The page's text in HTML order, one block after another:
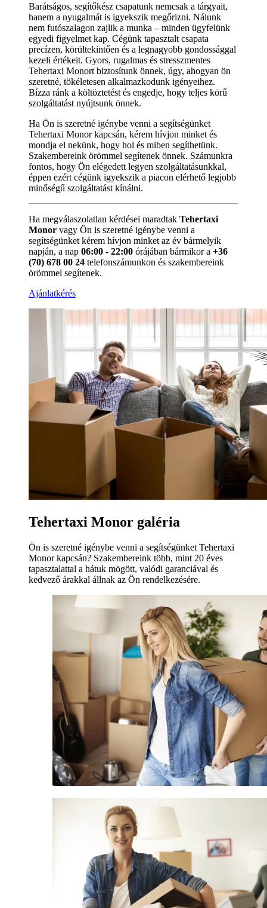
Barátságos, segítőkész csapatunk nemcsak a tárgyait,
hanem a nyugalmát is igyekszik megőrizni. Nálunk
nem futószalagon zajlik a munka – minden ügyfelünk
egyedi figyelmet kap. Cégünk tapasztalt csapata
precízen, körültekintően és a legnagyobb gondossággal
kezeli értékeit. Gyors, rugalmas és stresszmentes
Tehertaxi Monort biztosítunk önnek, úgy, ahogyan ön
szeretné, tökéletesen alkalmazkodunk igényeihez.
Bízza ránk a költöztetést és engedje, hogy teljes körű
szolgáltatást nyújtsunk önnek.
Ha Ön is szeretné igénybe venni a segítségünket
Tehertaxi Monor kapcsán, kérem hívjon minket és
mondja el nekünk, hogy hol és miben segíthetünk.
Szakembereink örömmel segítenek önnek. Számunkra
fontos, hogy Ön elégedett legyen szolgáltatásunkkal,
éppen ezért cégünk igyekszik a piacon elérhető legjobb
minőségű szolgáltatást kínálni.
Ha megválaszolatlan kérdései maradtak Tehertaxi
Monor vagy Ön is szeretné igénybe venni a
segítségünket kérem hívjon minket az év bármelyik
napján, a nap 06:00 - 22:00 órájában bármikor a +36
(70) 678 00 24 telefonszámunkon és szakembereink
örömmel segítenek.
Ajánlatkérés
Tehertaxi Monor galéria
Ön is szeretné igénybe venni a segítségünket Tehertaxi
Monor kapcsán? Szakembereink több, mint 20 éves
tapasztalattal a hátuk mögött, valódi garanciával és
kedvező árakkal állnak az Ön rendelkezésére.